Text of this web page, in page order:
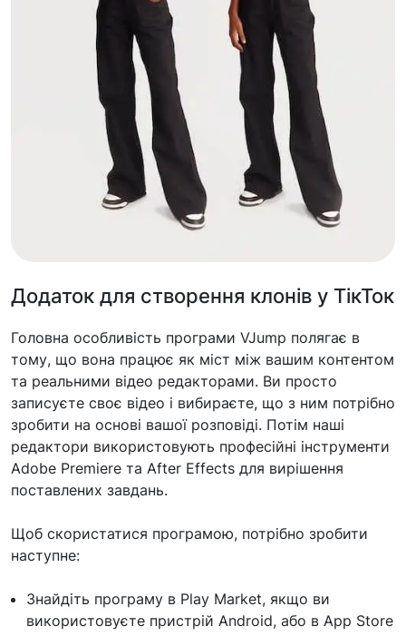
Додаток для створення клонів у ТікТок
Головна особливість програми VJump полягає в
тому, що вона працює як міст між вашим контентом
та реальними відео редакторами. Ви просто
записуєте своє відео і вибираєте, що з ним потрібно
зробити на основі вашої розповіді. Потім наші
редактори використовують професійні інструменти
Adobe Premiere та After Effects для вирішення
поставлених завдань.
Щоб скористатися програмою, потрібно зробити
наступне:
Знайдіть програму в Play Market, якщо ви
використовуєте пристрій Android, або в App Store